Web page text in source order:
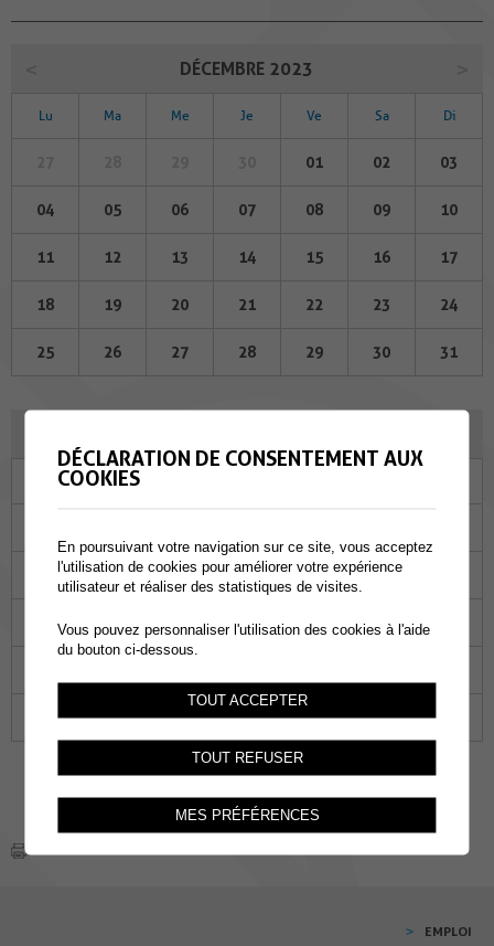
DÉCEMBRE 2023
Lu Ma Me Je Ve Sa Di
01 02 03
04 05 06 07 08 09 10
11 12 13 14 15 16 17
18 19 20 21 22 23 24
25 26 27 28 29 30 31
Ma
09 10 11 12 13
18 19 20
30 31 01 02 03
EMPLOI
DÉCLARATION DE CONSENTEMENT AUX
COOKIES
En poursuivant votre navigation sur ce site, vous acceptez
l'utilisation de cookies pour améliorer votre expérience
utilisateur et réaliser des statistiques de visites.
Vous pouvez personnaliser l'utilisation des cookies à l'aide
du bouton ci-dessous.
TOUT ACCEPTER
TOUT REFUSER
MES PRÉFÉRENCES